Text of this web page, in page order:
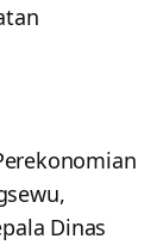
Dinas